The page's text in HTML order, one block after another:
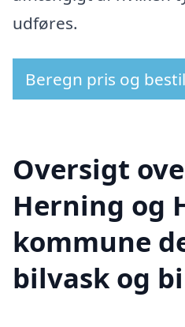
udføres.
Beregn pris og
Oversigt
Herning og
kommune
bilvask og